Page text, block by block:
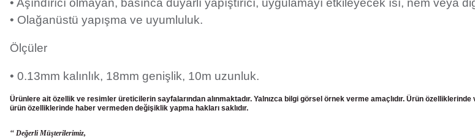
• Aşındırıcı olmayan, basınca duyarlı yapıştırıcı, uygulamayı etkileyecek ısı, nem veya
• Olağanüstü yapışma ve uyumluluk.
Ölçüler
• 0.13mm kalınlık, 18mm genişlik, 10m uzunluk.
Ürünlere ait özellik ve resimler üreticilerin sayfalarından alınmaktadır. Yalnızca bilgi görsel örnek verme amaçlıdır. Ürün
ürün özelliklerinde haber vermeden değişiklik yapma hakları saklıdır.
‘‘ Değerli Müşterilerimiz,